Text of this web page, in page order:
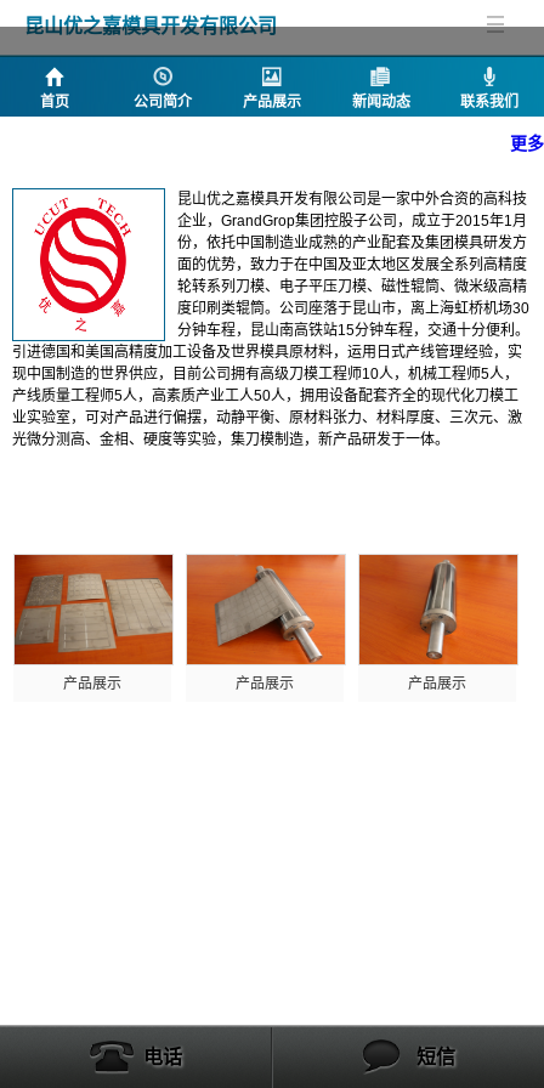
昆山优之嘉模具开发有限公司
首页 公司简介 产品展示 新闻动态 联系我们
更多
昆山优之嘉模具开发有限公司是一家中外合资的高科技
企业，GrandGrop集团控股子公司，成立于2015年1月
份，依托中国制造业成熟的产业配套及集团模具研发方
面的优势，致力于在中国及亚太地区发展全系列高精度
轮转系列刀模、电子平压刀模、磁性辊筒、微米级高精
度印刷类辊筒。公司座落于昆山市，离上海虹桥机场30
分钟车程，昆山南高铁站15分钟车程，交通十分便利。
引进德国和美国高精度加工设备及世界模具原材料，运用日式产线管理经验，实
现中国制造的世界供应，目前公司拥有高级刀模工程师10人，机械工程师5人，
产线质量工程师5人，高素质产业工人50人，拥用设备配套齐全的现代化刀模工
业实验室，可对产品进行偏摆，动静平衡、原材料张力、材料厚度、三次元、激
光微分测高、金相、硬度等实验，集刀模制造，新产品研发于一体。
产品展示 产品展示 产品展示
电话 短信